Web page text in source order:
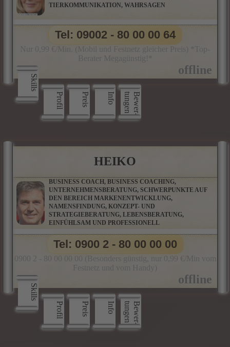
TIERKOMMUNIKATION, WAHRSAGEN
Skills
Profil
Preis Info B
e
w
e
r
­
t
u
n
g
e
n
Tel: 09002 - 80 00 00 64
HEIKO
BUSINESS COACH, BUSINESS COACHING,
UNTERNEHMENSBERATUNG, SCHWERPUNKTE AUF
DEN BEREICH MARKENENTWICKLUNG,
NAMENSFINDUNG, KONZEPT- UND
STRATEGIEBERATUNG, LEBENSBERATUNG,
EINFÜHLSAM UND PROFESSIONELL
Skills
Profil
Preis Info B
e
w
e
r
­
t
u
n
g
e
n
Tel: 0900 2 - 80 00 00 00